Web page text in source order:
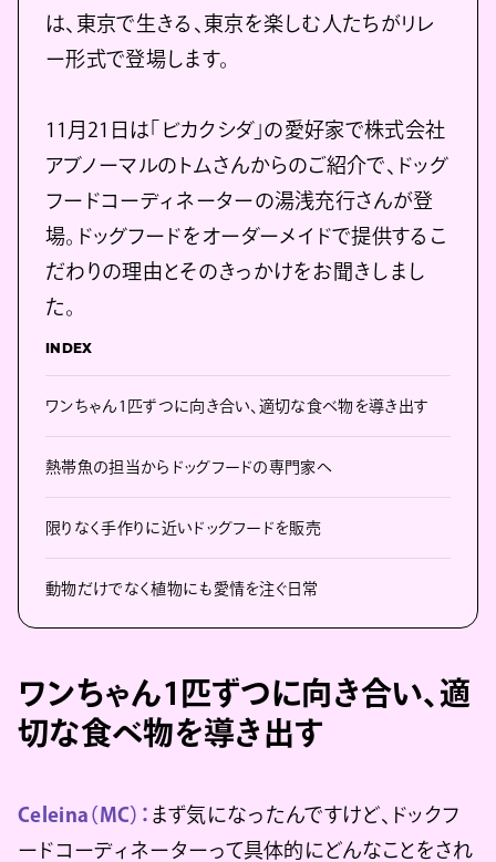
は、東京で生きる、東京を楽しむ人たちがリレ
ー形式で登場します。
11月21日は「ビカクシダ」の愛好家で株式会社
アブノーマルのトムさんからのご紹介で、ドッグ
フードコーディネーターの湯浅充行さんが登
場。ドッグフードをオーダーメイドで提供するこ
だわりの理由とそのきっかけをお聞きしまし
た。
INDEX
ワンちゃん1匹ずつに向き合い、適切な食べ物を導き出す
熱帯魚の担当からドッグフードの専門家へ
限りなく手作りに近いドッグフードを販売
動物だけでなく植物にも愛情を注ぐ日常
ワンちゃん1匹ずつに向き合い、適
切な食べ物を導き出す
Celeina（MC）： まず気になったんですけど、ドックフ
ードコーディネーターって具体的にどんなことをされ